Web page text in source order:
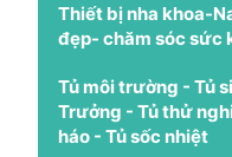
Thiết bị nha khoa-
đẹp- chăm sóc sức
Tủ môi trường - Tủ
Trưởng - Tủ thử
háo - Tủ sốc nhiệt